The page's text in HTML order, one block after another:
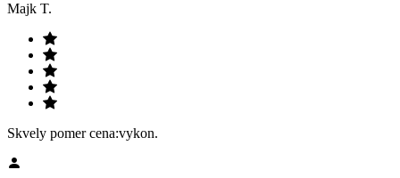
Majk T.
Skvely pomer cena:vykon.